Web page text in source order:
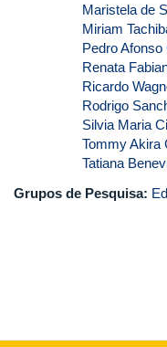
Maristela de
Miriam
Pedro Afonso
Renata
Ricardo
Rodrigo
Silvia Maria
Tommy Akira
Tatiana
Grupos de Pesquisa: